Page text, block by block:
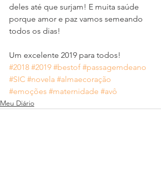
deles até que surjam! E muita saúde
porque amor e paz vamos semeando
todos os dias!
Um excelente 2019 para todos!
#2018 #2019 #bestof #passagemdeano
#SIC #novela #almaecoração
#emoções #maternidade #avô
Meu Diário